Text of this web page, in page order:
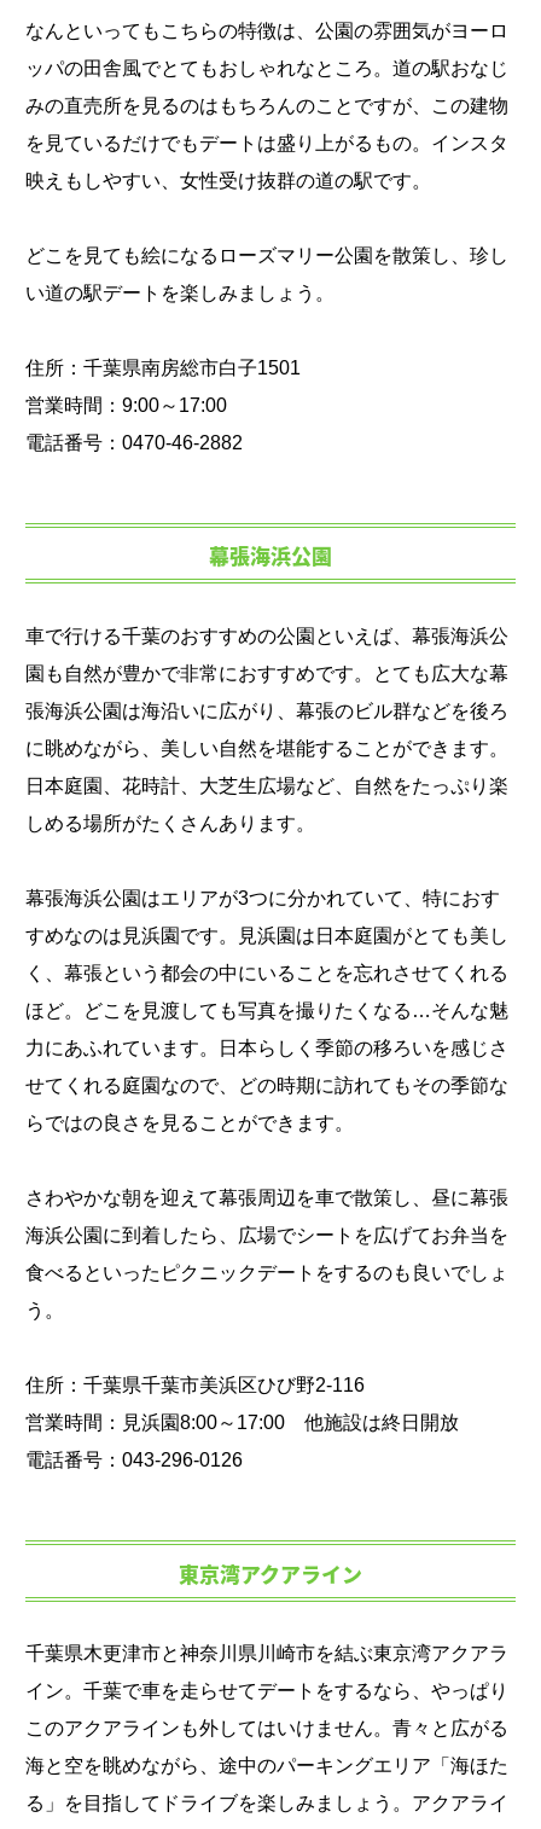
なんといってもこちらの特徴は、公園の雰囲気がヨーロ
ッパの田舎風でとてもおしゃれなところ。道の駅おなじ
みの直売所を見るのはもちろんのことですが、この建物
を見ているだけでもデートは盛り上がるもの。インスタ
映えもしやすい、女性受け抜群の道の駅です。
どこを見ても絵になるローズマリー公園を散策し、珍し
い道の駅デートを楽しみましょう。
住所：千葉県南房総市白子1501
営業時間：9:00～17:00
電話番号：0470-46-2882
幕張海浜公園
車で行ける千葉のおすすめの公園といえば、幕張海浜公
園も自然が豊かで非常におすすめです。とても広大な幕
張海浜公園は海沿いに広がり、幕張のビル群などを後ろ
に眺めながら、美しい自然を堪能することができます。
日本庭園、花時計、大芝生広場など、自然をたっぷり楽
しめる場所がたくさんあります。
幕張海浜公園はエリアが3つに分かれていて、特におす
すめなのは見浜園です。見浜園は日本庭園がとても美し
く、幕張という都会の中にいることを忘れさせてくれる
ほど。どこを見渡しても写真を撮りたくなる…そんな魅
力にあふれています。日本らしく季節の移ろいを感じさ
せてくれる庭園なので、どの時期に訪れてもその季節な
らではの良さを見ることができます。
さわやかな朝を迎えて幕張周辺を車で散策し、昼に幕張
海浜公園に到着したら、広場でシートを広げてお弁当を
食べるといったピクニックデートをするのも良いでしょ
う。
住所：千葉県千葉市美浜区ひび野2-116
営業時間：見浜園8:00～17:00 他施設は終日開放
電話番号：043-296-0126
東京湾アクアライン
千葉県木更津市と神奈川県川崎市を結ぶ東京湾アクアラ
イン。千葉で車を走らせてデートをするなら、やっぱり
このアクアラインも外してはいけません。青々と広がる
海と空を眺めながら、途中のパーキングエリア「海ほた
る」を目指してドライブを楽しみましょう。アクアライ